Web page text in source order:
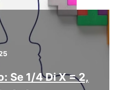
Se 1/4 Di X = 2,